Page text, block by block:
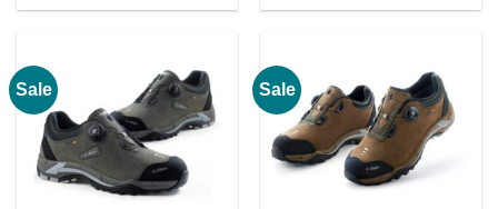
2,322,000 ₫.
Sale Sale